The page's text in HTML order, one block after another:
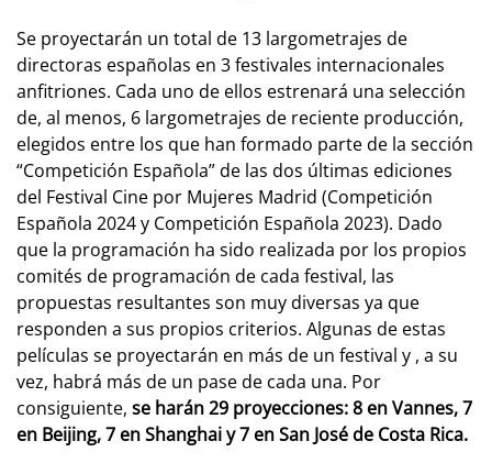
Se proyectarán un total de 13 largometrajes de
directoras españolas en 3 festivales internacionales
anfitriones. Cada uno de ellos estrenará una selección
de, al menos, 6 largometrajes de reciente producción,
elegidos entre los que han formado parte de la sección
“Competición Española” de las dos últimas ediciones
del Festival Cine por Mujeres Madrid (Competición
Española 2024 y Competición Española 2023). Dado
que la programación ha sido realizada por los propios
comités de programación de cada festival, las
propuestas resultantes son muy diversas ya que
responden a sus propios criterios. Algunas de estas
películas se proyectarán en más de un festival y , a su
vez, habrá más de un pase de cada una. Por
consiguiente, se harán 29 proyecciones: 8 en Vannes, 7
en Beijing, 7 en Shanghai y 7 en San José de Costa Rica.